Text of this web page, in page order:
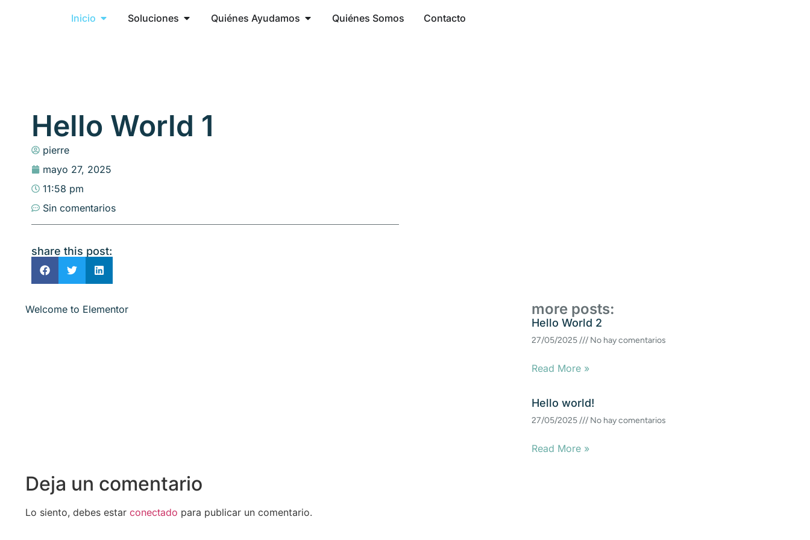
Inicio Soluciones Quiénes Ayudamos Quiénes Somos Contacto
Hello World 1
pierre
mayo 27, 2025
11:58 pm
Sin comentarios
share this post:
Welcome to Elementor more posts:
Hello World 2
27/05/2025 No hay comentarios
Read More »
Hello world!
27/05/2025 No hay comentarios
Read More »
Deja un comentario
Lo siento, debes estar conectado para publicar un comentario.